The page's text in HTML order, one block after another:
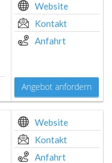
Website
Kontakt
Anfahrt
Angebot anfordern
Website
Kontakt
Anfahrt